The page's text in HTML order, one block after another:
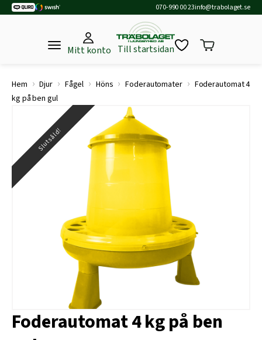
070-990 00 23info@trabolaget.se
Mitt konto Till startsidan
Hem › Djur › Fågel › Höns › Foderautomater › Foderautomat 4
kg på ben gul
Slutsåld!
Foderautomat 4 kg på ben